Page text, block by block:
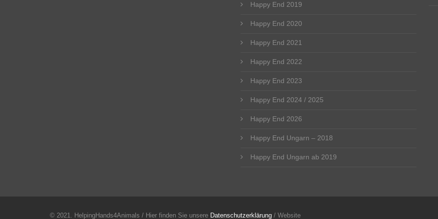
Happy End 2019
Happy End 2020
Happy End 2021
Happy End 2022
Happy End 2023
Happy End 2024 / 2025
Happy End 2026
Happy End Ungarn – 2018
Happy End Ungarn ab 2019
© 2021. HelpingHands4Animals / Hier finden Sie unsere Datenschutzerklärung / Website